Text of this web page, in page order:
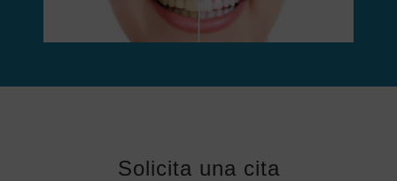
Solicita una cita